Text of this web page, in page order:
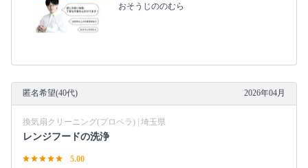
おそうじののむら
匿名希望(40代) 2026年04月
換気扇クリーニング(プロペラ) | 埼玉県
レンジフードの洗浄
5.00